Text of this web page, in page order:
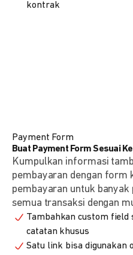
kontrak
Payment Form
Buat Payment Form Sesuai
Kumpulkan informasi
pembayaran dengan form
pembayaran untuk banyak
semua transaksi dengan
Tambahkan custom field
catatan khusus
Satu link bisa digunakan